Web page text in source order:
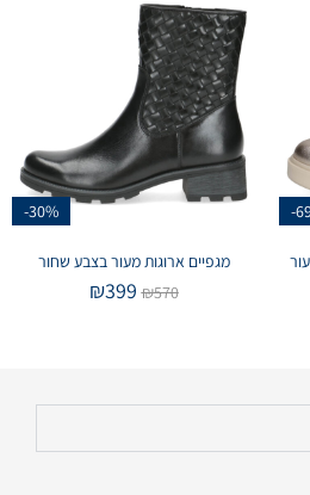
-
-30%
מגפיים ארוגות מעור בצבע שחור
₪570
₪399